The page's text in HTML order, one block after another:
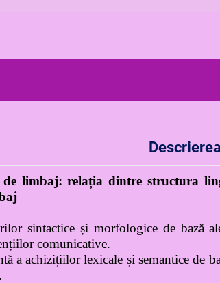
de limbaj: relația dintre structura
sintactice și morfologice de bază
comunicative.
a achizițiilor lexicale și semantice de